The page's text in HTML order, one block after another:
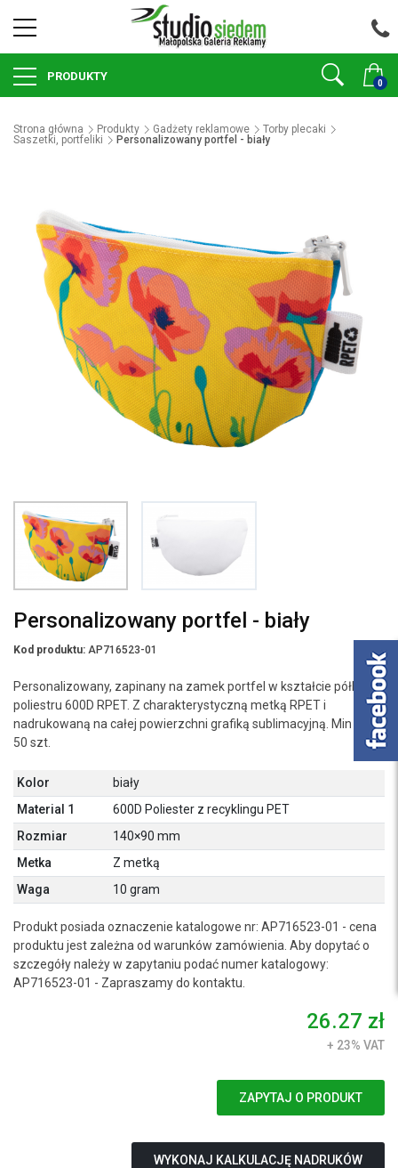
0
PRODUKTY
Strona główna Produkty Gadżety reklamowe
Torby plecaki
Saszetki, portfeliki
Personalizowany portfel - biały
Personalizowany portfel - biały
Kod produktu: AP716523-01
Personalizowany, zapinany na zamek portfel w kształcie półkola z
poliestru 600D RPET. Z charakterystyczną metką RPET i
nadrukowaną na całej powierzchni grafiką sublimacyjną. Min ilość:
50 szt.
Kolor
biały
Material 1
600D Poliester z recyklingu PET
Rozmiar
140×90 mm
Metka
Z metką
Waga
10 gram
Produkt posiada oznaczenie katalogowe nr: AP716523-01 - cena
produktu jest zależna od warunków zamówienia. Aby dopytać o
szczegóły należy w zapytaniu podać numer katalogowy:
AP716523-01 - Zapraszamy do kontaktu.
26.27 zł
+ 23% VAT
ZAPYTAJ O PRODUKT
WYKONAJ KALKULACJĘ NADRUKÓW